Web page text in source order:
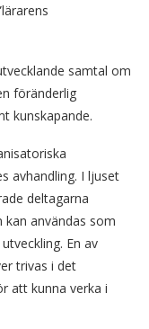
samtal om
föränderlig
kunskapande.
avhandling. I ljuset
deltagarna
användas som
En av
trivas i det
att kunna verka i